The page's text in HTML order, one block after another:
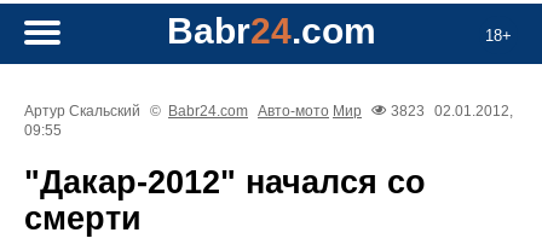
18+
Babr24.com
Артур Скальский © Babr24.com Авто-мото Мир 3823
02.01.2012,
09:55
"Дакар-2012" начался со
смерти